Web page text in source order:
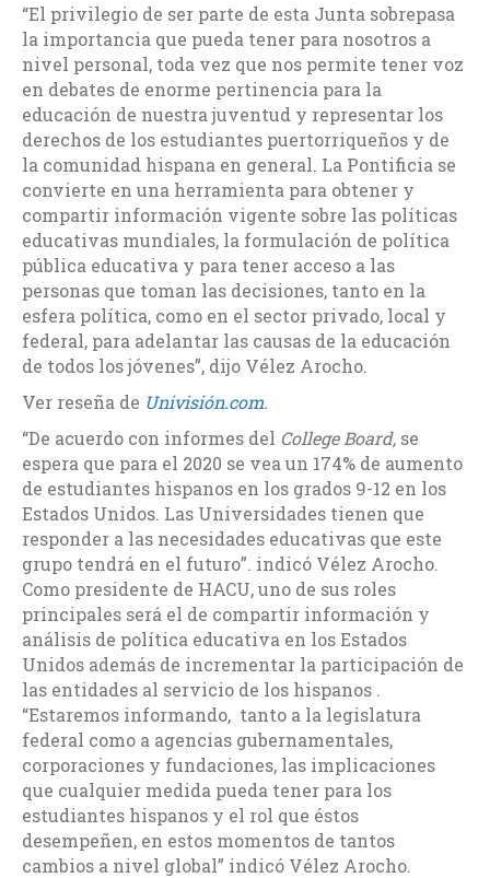
“El privilegio de ser parte de esta Junta sobrepasa
la importancia que pueda tener para nosotros a
nivel personal, toda vez que nos permite tener voz
en debates de enorme pertinencia para la
educación de nuestra juventud y representar los
derechos de los estudiantes puertorriqueños y de
la comunidad hispana en general. La Pontificia se
convierte en una herramienta para obtener y
compartir información vigente sobre las políticas
educativas mundiales, la formulación de política
pública educativa y para tener acceso a las
personas que toman las decisiones, tanto en la
esfera política, como en el sector privado, local y
federal, para adelantar las causas de la educación
de todos los jóvenes”, dijo Vélez Arocho.
Ver reseña de Univisión.com.
“De acuerdo con informes del College Board, se
espera que para el 2020 se vea un 174% de aumento
de estudiantes hispanos en los grados 9-12 en los
Estados Unidos. Las Universidades tienen que
responder a las necesidades educativas que este
grupo tendrá en el futuro”. indicó Vélez Arocho.
Como presidente de HACU, uno de sus roles
principales será el de compartir información y
análisis de política educativa en los Estados
Unidos además de incrementar la participación de
las entidades al servicio de los hispanos .
“Estaremos informando, tanto a la legislatura
federal como a agencias gubernamentales,
corporaciones y fundaciones, las implicaciones
que cualquier medida pueda tener para los
estudiantes hispanos y el rol que éstos
desempeñen, en estos momentos de tantos
cambios a nivel global” indicó Vélez Arocho.